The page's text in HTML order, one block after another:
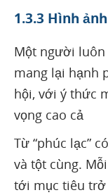
1.3.3 Hình
Một người
mang lại hạnh
hội, với ý thức
vọng cao cả
Từ “phúc lạc”
và tột cùng.
tới mục tiêu